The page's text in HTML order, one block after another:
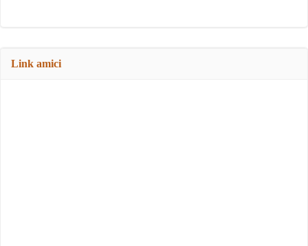
Link amici